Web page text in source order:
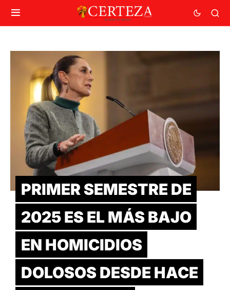
PRIMER SEMESTRE DE
2025 ES EL MÁS BAJO
EN HOMICIDIOS
DOLOSOS DESDE HACE